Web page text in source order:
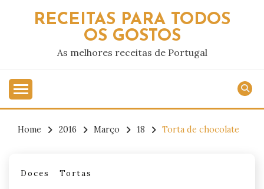
RECEITAS PARA TODOS
OS GOSTOS
As melhores receitas de Portugal
Home 2016 Março 18 Torta de chocolate
Doces Tortas